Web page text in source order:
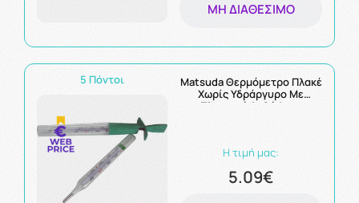
ΜΗ ΔΙΑΘΈΣΙΜΟ
5 Πόντοι
Matsuda Θερμόμετρο Πλακέ
Χωρίς Υδράργυρο Με
Πλαστική Λαβή 1 τεμ
Η τιμή μας:
5.09€